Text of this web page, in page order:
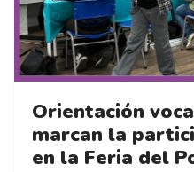
Orientación
marcan la
en la Feria del